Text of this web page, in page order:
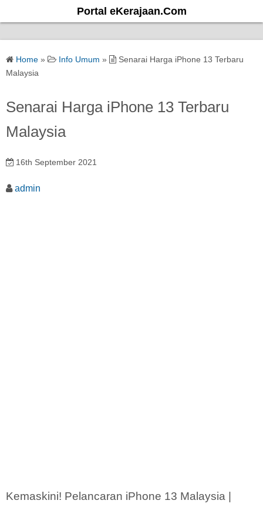
k
Portal eKerajaan.Com
Home » Info Umum »
Senarai Harga iPhone 13 Terbaru
Malaysia
Senarai Harga iPhone 13 Terbaru
Malaysia
16th September 2021
admin
Kemaskini! Pelancaran iPhone 13 Malaysia |